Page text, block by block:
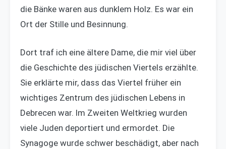
die Bänke waren aus dunklem Holz. Es war ein
Ort der Stille und Besinnung.
Dort traf ich eine ältere Dame, die mir viel über
die Geschichte des jüdischen Viertels erzählte.
Sie erklärte mir, dass das Viertel früher ein
wichtiges Zentrum des jüdischen Lebens in
Debrecen war. Im Zweiten Weltkrieg wurden
viele Juden deportiert und ermordet. Die
Synagoge wurde schwer beschädigt, aber nach